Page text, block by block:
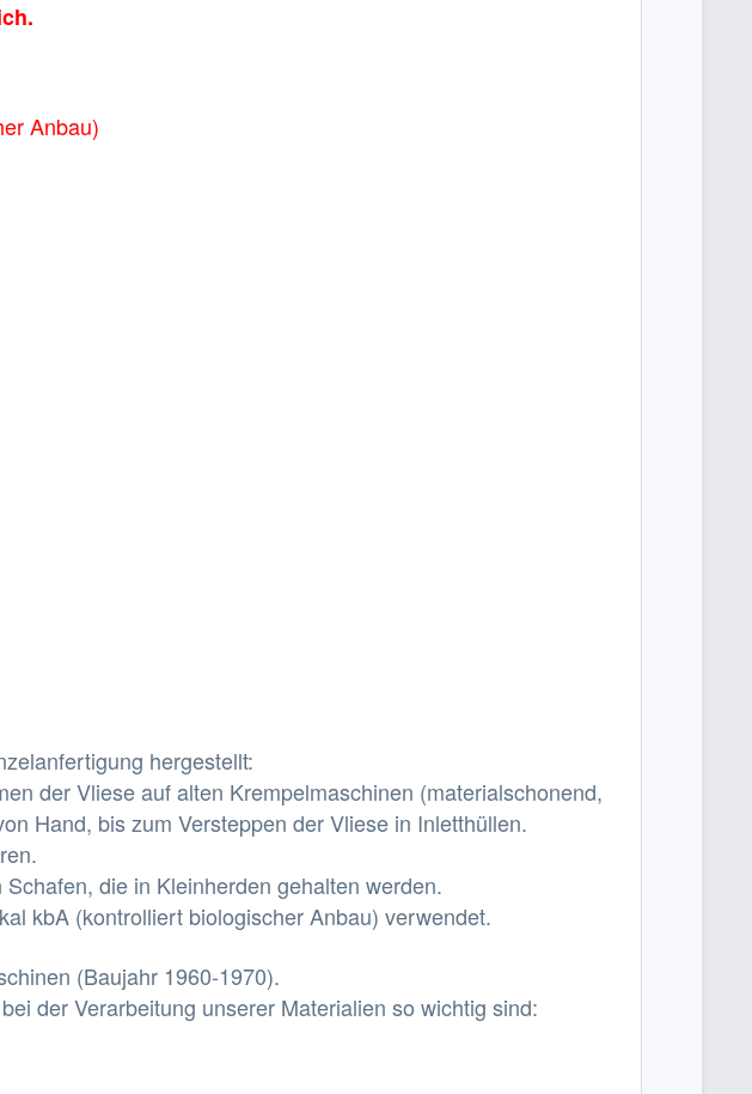
Anbau)
hergestellt:
der Vliese auf alten Krempelmaschinen (materialschonend,
Hand, bis zum Versteppen der Vliese in Inletthüllen.
die in Kleinherden gehalten werden.
kbA (kontrolliert biologischer Anbau) verwendet.
(Baujahr 1960-1970).
der Verarbeitung unserer Materialien so wichtig sind: